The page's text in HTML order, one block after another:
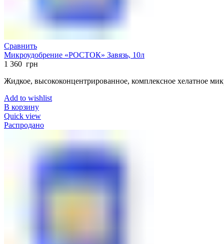
Сравнить
Микроудобрение «РОСТОК» Завязь, 10л
1 360 грн
Жидкое, высококонцентрированное, комплексное хелатное
Add to wishlist
В корзину
Quick view
Распродано